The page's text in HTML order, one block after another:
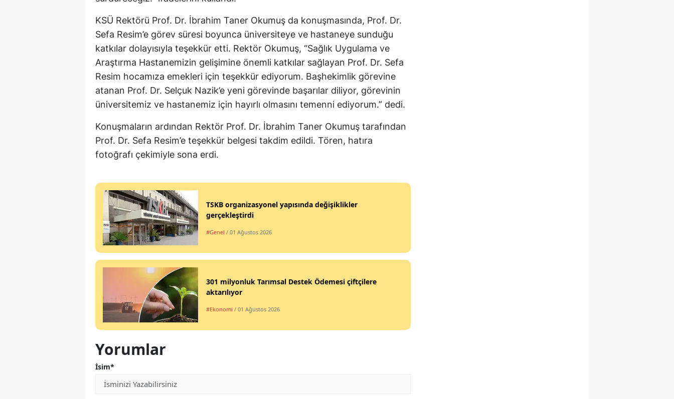
Kars
Kastamonu
Kayseri
Kırklareli
Kocaeli
Mardin
Muğla
KSÜ Rektörü Prof. Dr. İbrahim Taner Okumuş da konuşmasında, Prof. Dr.
Sefa Resim’e görev süresi boyunca üniversiteye ve hastaneye sunduğu
katkılar dolayısıyla teşekkür etti. Rektör Okumuş, “Sağlık Uygulama ve
Araştırma Hastanemizin gelişimine önemli katkılar sağlayan Prof. Dr. Sefa
Resim hocamıza emekleri için teşekkür ediyorum. Başhekimlik görevine
atanan Prof. Dr. Selçuk Nazik’e yeni görevinde başarılar diliyor, görevinin
üniversitemiz ve hastanemiz için hayırlı olmasını temenni ediyorum.” dedi.
Konuşmaların ardından Rektör Prof. Dr. İbrahim Taner Okumuş tarafından
Prof. Dr. Sefa Resim’e teşekkür belgesi takdim edildi. Tören, hatıra
fotoğrafı çekimiyle sona erdi.
TSKB organizasyonel yapısında değişiklikler
gerçekleştirdi
#Genel / 01 Ağustos 2026
301 milyonluk Tarımsal Destek Ödemesi çiftçilere
aktarılıyor
#Ekonomi / 01 Ağustos 2026
Yorumlar
İsim*